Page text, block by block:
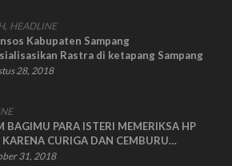
, HEADLINE
Kabupaten Sampang
Rastra di ketapang Sampang
28, 2018
BAGIMU PARA ISTERI MEMERIKSA HP
CURIGA DAN CEMBURU…
31, 2018